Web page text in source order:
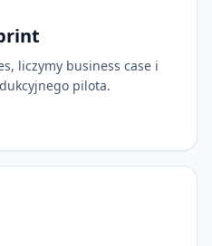
liczymy business case i
pilota.